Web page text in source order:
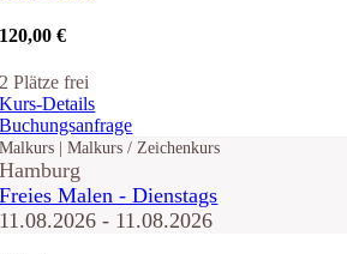
120,00 €
2 Plätze frei
Kurs-Details
Buchungsanfrage
Malkurs | Malkurs / Zeichenkurs
Hamburg
Freies Malen - Dienstags
11.08.2026 - 11.08.2026